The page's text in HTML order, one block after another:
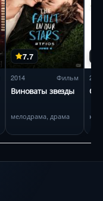
7.7
2014 Фильм
Виноваты звезды
мелодрама, драма
2006